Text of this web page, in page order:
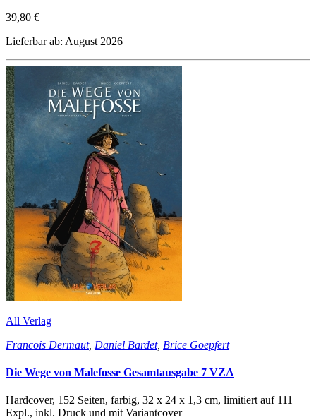
39,80 €
Lieferbar ab: August 2026
All Verlag
Francois Dermaut, Daniel Bardet, Brice Goepfert
Die Wege von Malefosse Gesamtausgabe 7 VZA
Hardcover, 152 Seiten, farbig, 32 x 24 x 1,3 cm, limitiert auf 111
Expl., inkl. Druck und mit Variantcover